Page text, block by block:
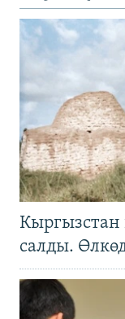
салды.